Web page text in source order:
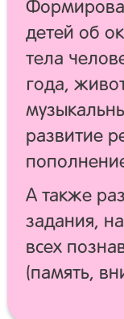
детей об
тела
года,
развитие
А также
задания,
всех
(память,